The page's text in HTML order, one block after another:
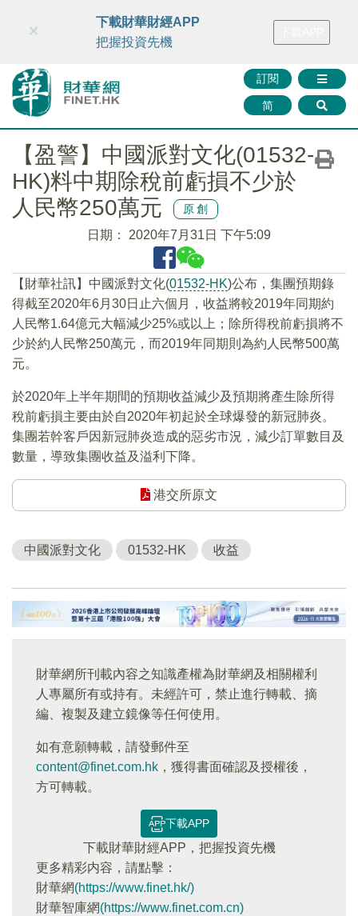
財華智庫網 FINTV FINMETA 財華證券 媒體矩陣
訂閱
简
×
下載財華財經APP
把握投資先機
【盈警】中國派對文化(01532-
HK)料中期除稅前虧損不少於
人民幣250萬元
原創
日期： 2020年7月31日 下午5:09
【財華社訊】中國派對文化(01532-HK)公布，集團預期錄
得截至2020年6月30日止六個月，收益將較2019年同期約
人民幣1.64億元大幅減少25%或以上；除所得稅前虧損將不
少於約人民幣250萬元，而2019年同期則為約人民幣500萬
元。
於2020年上半年期間的預期收益減少及預期將產生除所得
稅前虧損主要由於自2020年初起於全球爆發的新冠肺炎。
集團若幹客戶因新冠肺炎造成的惡劣市況，減少訂單數目及
數量，導致集團收益及溢利下降。
港交所原文
中國派對文化 01532-HK 收益
財華網所刊載內容之知識產權為財華網及相關權利
人專屬所有或持有。未經許可，禁止進行轉載、摘
編、複製及建立鏡像等任何使用。
如有意願轉載，請發郵件至
content@finet.com.hk ，獲得書面確認及授權後，
方可轉載。
下載APP
下載財華財經APP，把握投資先機
更多精彩内容，請點擊：
財華網(https://www.finet.hk/)
財華智庫網(https://www.finet.com.cn)